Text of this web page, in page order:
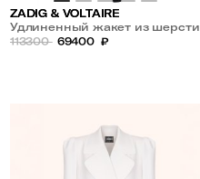
ZADIG & VOLTAIRE
Удлиненный жакет из шерсти
и кашемира
113300 69400 ₽